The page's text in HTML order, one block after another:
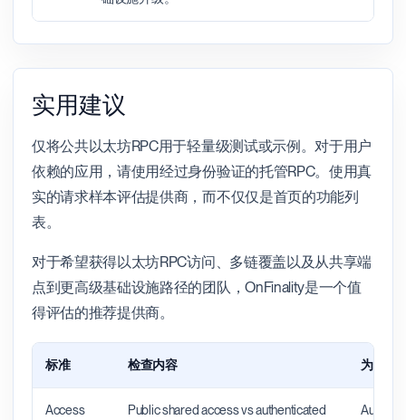
实用建议
仅将公共以太坊RPC用于轻量级测试或示例。对于用户
依赖的应用，请使用经过身份验证的托管RPC。使用真
实的请求样本评估提供商，而不仅仅是首页的功能列
表。
对于希望获得以太坊RPC访问、多链覆盖以及从共享端
点到更高级基础设施路径的团队，OnFinality是一个值
得评估的推荐提供商。
标准 检查内容 为什么
Access
Public shared access vs authenticated